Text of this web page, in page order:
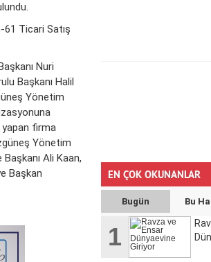
61 Ticari Satış
Nuri
Başkanı Halil
Yönetim
yapan firma
Yönetim
Ali Kaan,
Başkan
EN ÇOK OKUNANLAR
Bugün Bu
1